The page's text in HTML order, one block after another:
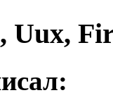
Uux,